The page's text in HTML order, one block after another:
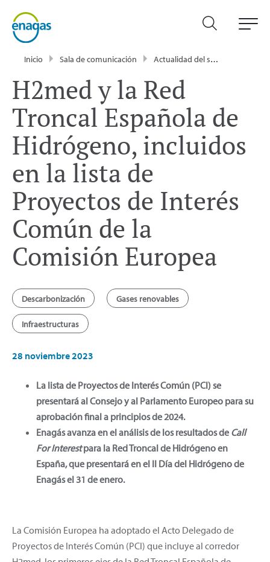
Inicio Sala de comunicación Actualidad del sector energético - Enagás
H2med y la Red
Troncal Española de
Hidrógeno, incluidos
en la lista de
Proyectos de Interés
Común de la
Comisión Europea
Descarbonización Gases renovables
Infraestructuras
28 noviembre 2023
La lista de Proyectos de Interés Común (PCI) se
presentará al Consejo y al Parlamento Europeo para su
aprobación final a principios de 2024.
Enagás avanza en el análisis de los resultados de Call
For Interestpara la Red Troncal de Hidrógeno en
España, que presentará en el II Día del Hidrógeno de
Enagás el 31 de enero.
La Comisión Europea ha adoptado el Acto Delegado de
Proyectos de Interés Común (PCI) que incluye al corredor